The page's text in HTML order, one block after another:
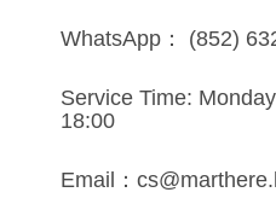
WhatsApp： (852)
Service Time:
18:00
Email：